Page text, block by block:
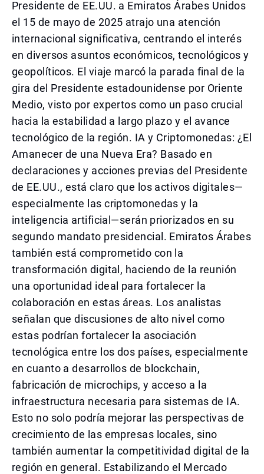
Presidente de EE.UU. a Emiratos Árabes Unidos
el 15 de mayo de 2025 atrajo una atención
internacional significativa, centrando el interés
en diversos asuntos económicos, tecnológicos y
geopolíticos. El viaje marcó la parada final de la
gira del Presidente estadounidense por Oriente
Medio, visto por expertos como un paso crucial
hacia la estabilidad a largo plazo y el avance
tecnológico de la región. IA y Criptomonedas: ¿El
Amanecer de una Nueva Era? Basado en
declaraciones y acciones previas del Presidente
de EE.UU., está claro que los activos digitales—
especialmente las criptomonedas y la
inteligencia artificial—serán priorizados en su
segundo mandato presidencial. Emiratos Árabes
también está comprometido con la
transformación digital, haciendo de la reunión
una oportunidad ideal para fortalecer la
colaboración en estas áreas. Los analistas
señalan que discusiones de alto nivel como
estas podrían fortalecer la asociación
tecnológica entre los dos países, especialmente
en cuanto a desarrollos de blockchain,
fabricación de microchips, y acceso a la
infraestructura necesaria para sistemas de IA.
Esto no solo podría mejorar las perspectivas de
crecimiento de las empresas locales, sino
también aumentar la competitividad digital de la
región en general. Estabilizando el Mercado